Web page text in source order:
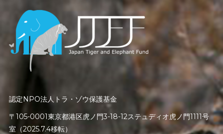
認定NPO法人トラ・ゾウ保護基金
〒105-0001東京都港区虎ノ門3-18-12ステュディオ虎ノ門1111号
室（2025.7.4移転）